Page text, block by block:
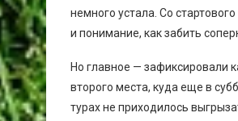
немного устала. Со
и понимание, как забить
Но главное — зафиксировали
второго места, куда еще в
турах не приходилось